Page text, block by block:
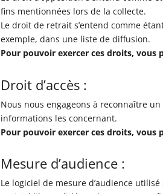
fins mentionnées lors de la collecte.
Le droit de retrait s’entend comme
exemple, dans une liste de diffusion.
Pour pouvoir exercer ces droits, vous
Droit d’accès :
Nous nous engageons à reconnaître
informations les concernant.
Pour pouvoir exercer ces droits, vous
Mesure d’audience :
Le logiciel de mesure d’audience